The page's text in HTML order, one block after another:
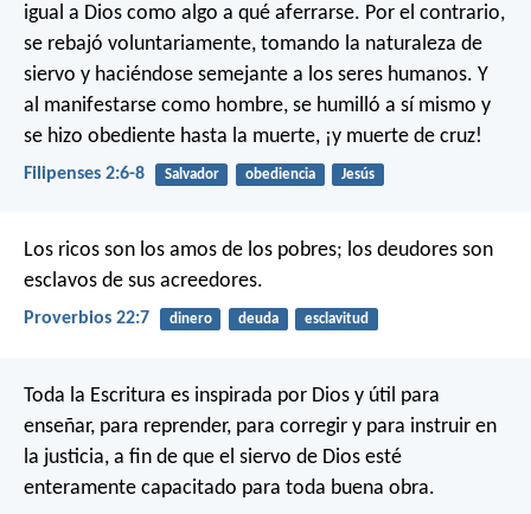
igual a Dios como algo a qué aferrarse. Por el contrario,
se rebajó voluntariamente, tomando la naturaleza de
siervo y haciéndose semejante a los seres humanos. Y
al manifestarse como hombre, se humilló a sí mismo y
se hizo obediente hasta la muerte, ¡y muerte de cruz!
Filipenses 2:6-8 Salvador obediencia Jesús
Los ricos son los amos de los pobres; los deudores son
esclavos de sus acreedores.
Proverbios 22:7 dinero deuda esclavitud
Toda la Escritura es inspirada por Dios y útil para
enseñar, para reprender, para corregir y para instruir en
la justicia, a fin de que el siervo de Dios esté
enteramente capacitado para toda buena obra.